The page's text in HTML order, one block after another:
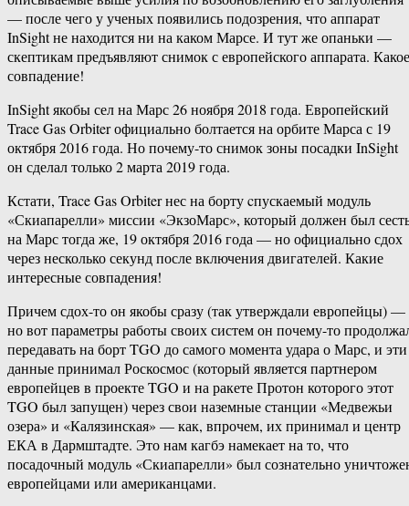
— после чего у ученых появились подозрения, что аппарат
InSight не находится ни на каком Марсе. И тут же опаньки —
скептикам предъявляют снимок с европейского аппарата. Какое
совпадение!
InSight якобы сел на Марс 26 ноября 2018 года. Европейский
Trace Gas Orbiter официально болтается на орбите Марса с 19
октября 2016 года. Но почему-то снимок зоны посадки InSight
он сделал только 2 марта 2019 года.
Кстати, Trace Gas Orbiter нес на борту cпускаемый модуль
«Скиапарелли» миссии «ЭкзоМарс», который должен был
на Марс тогда же, 19 октября 2016 года — но официально сдох
через несколько секунд после включения двигателей. Какие
интересные совпадения!
Причем сдох-то он якобы сразу (так утверждали европейцы) —
но вот параметры работы своих систем он почему-то
передавать на борт TGO до самого момента удара о Марс, и эти
данные принимал Роскосмос (который является партнером
европейцев в проекте TGO и на ракете Протон которого этот
TGO был запущен) через свои наземные станции «Медвежьи
озера» и «Калязинская» — как, впрочем, их принимал и центр
ЕКА в Дармштадте. Это нам кагбэ намекает на то, что
посадочный модуль «Скиапарелли» был сознательно
европейцами или американцами.